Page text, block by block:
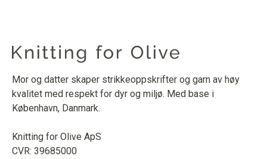
Mor og datter skaper strikkeoppskrifter og garn av høy
kvalitet med respekt for dyr og miljø. Med base i
København, Danmark.
Knitting for Olive ApS
CVR: 39685000